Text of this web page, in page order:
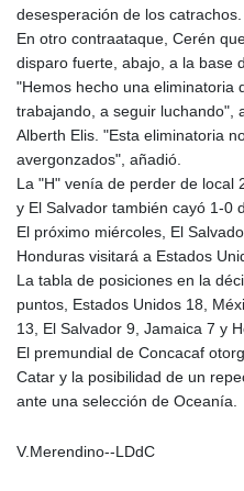
desesperación de los catrachos.
En otro contraataque, Cerén
disparo fuerte, abajo, a la base
"Hemos hecho una eliminatoria
trabajando, a seguir luchando",
Alberth Elis. "Esta eliminatoria
avergonzados", añadió.
La "H" venía de perder de local
y El Salvador también cayó 1-0
El próximo miércoles, El
Honduras visitará a Estados
La tabla de posiciones en la
puntos, Estados Unidos 18,
13, El Salvador 9, Jamaica 7 y
El premundial de Concacaf
Catar y la posibilidad de un
ante una selección de Oceanía.
V.Merendino--LDdC